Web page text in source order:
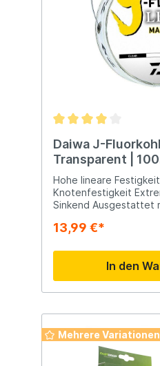
Ködern sogar weite
für Spinnrollen und
Unglaubliches Preis-
Stränge Rund
Zugfestigkeit Hohe
Keine Dehnung
Daiwa J-
Transparent |
Hohe lineare
Knotenfestigkeit
Sinkend Ausgestattet
verschiedenen
13,99 €*
In den
Mehrere Variationen